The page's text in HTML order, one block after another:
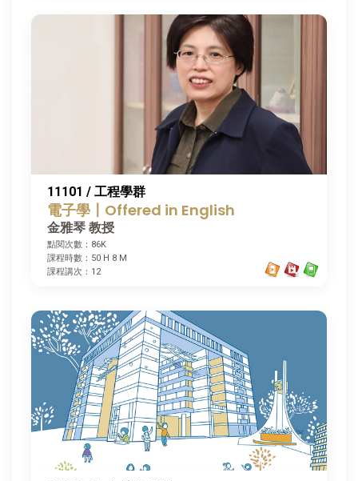
11101 / 工程學群
電子學〡Offered in English
金雅琴 教授
點閱次數：86K
課程時數：50 H 8 M
課程講次：12